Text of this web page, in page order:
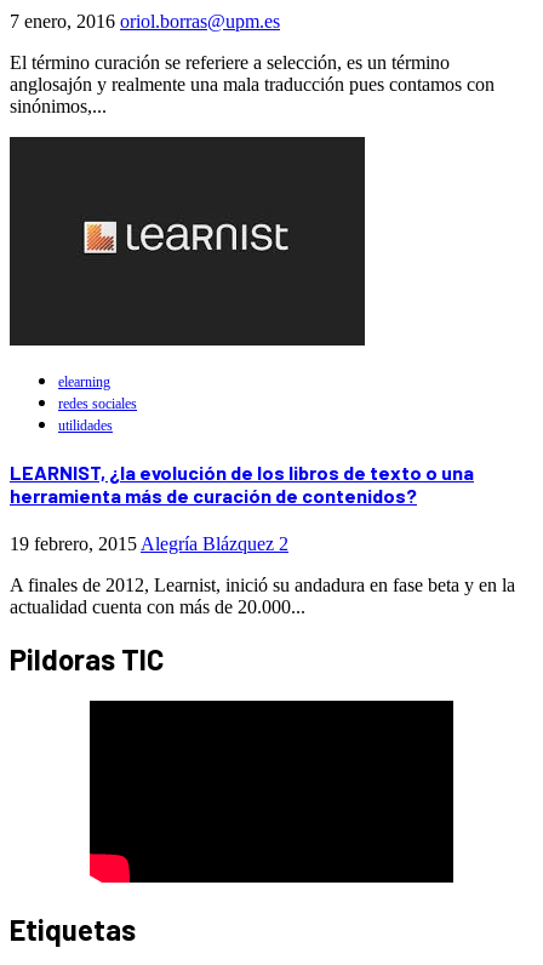
7 enero, 2016 oriol.borras@upm.es
El término curación se referiere a selección, es un término
anglosajón y realmente una mala traducción pues contamos con
sinónimos,...
elearning
redes sociales
utilidades
LEARNIST, ¿la evolución de los libros de texto o una
herramienta más de curación de contenidos?
19 febrero, 2015 Alegría Blázquez 2
A finales de 2012, Learnist, inició su andadura en fase beta y en la
actualidad cuenta con más de 20.000...
Pildoras TIC
Etiquetas